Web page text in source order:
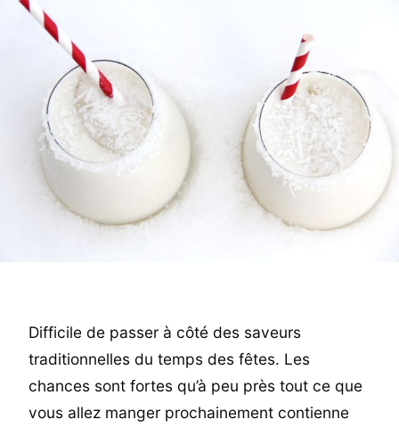
Difficile de passer à côté des saveurs
traditionnelles du temps des fêtes. Les
chances sont fortes qu’à peu près tout ce que
vous allez manger prochainement contienne